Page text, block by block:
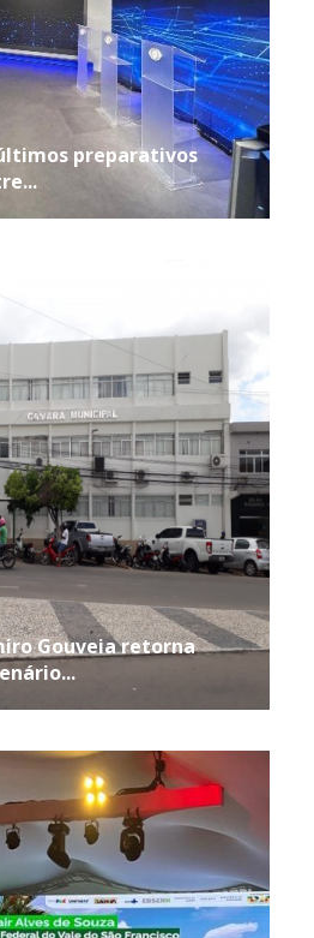
preparativos
Gouveia retorna